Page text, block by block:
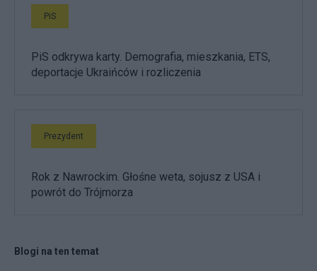
PiS
PiS odkrywa karty. Demografia, mieszkania, ETS,
deportacje Ukraińców i rozliczenia
Prezydent
Rok z Nawrockim. Głośne weta, sojusz z USA i
powrót do Trójmorza
Blogi na ten temat